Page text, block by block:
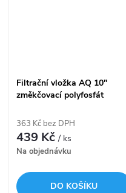
Filtrační vložka AQ 10"
změkčovací polyfosfát
363 Kč bez DPH
439 Kč/ ks
Na objednávku
DO KOŠÍKU